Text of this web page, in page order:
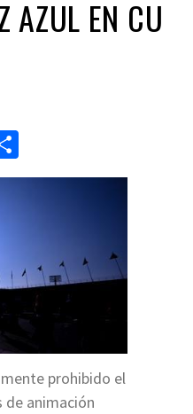
AZUL EN CU
prohibido el
de animación